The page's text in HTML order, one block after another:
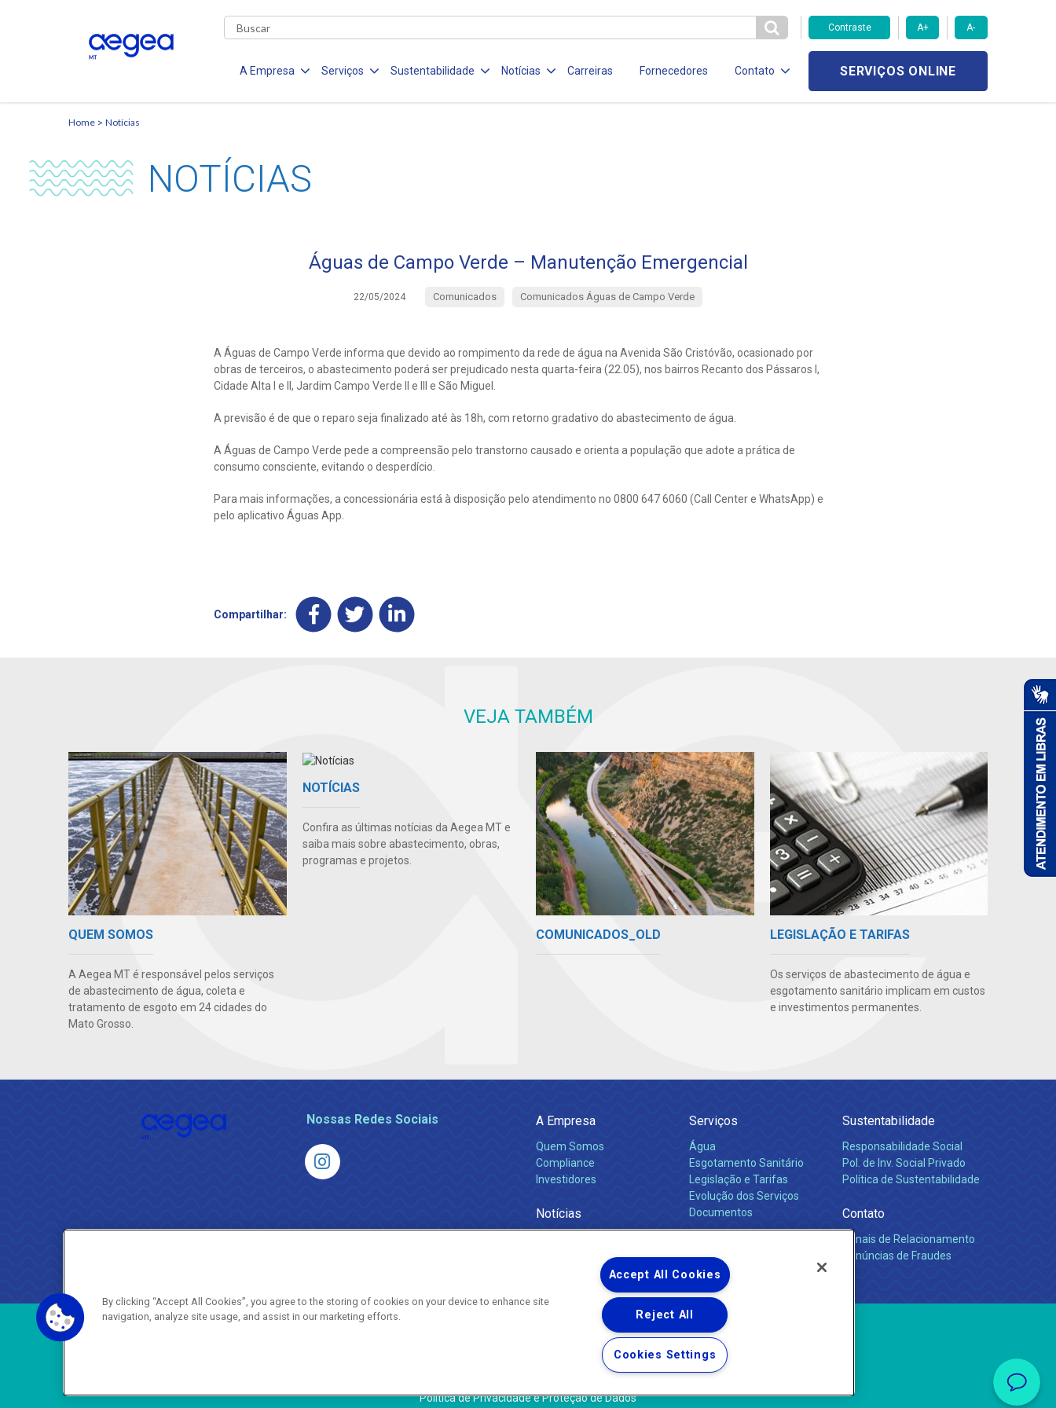
Contraste A+ A-
A Empresa Serviços Sustentabilidade Notícias Carreiras Fornecedores Contato SERVIÇOS ONLINE
Home Notícias
NOTÍCIAS
Águas de Campo Verde – Manutenção Emergencial
22/05/2024 Comunicados Comunicados Águas de Campo Verde
A Águas de Campo Verde informa que devido ao rompimento da rede de água na Avenida São Cristóvão, ocasionado por
obras de terceiros, o abastecimento poderá ser prejudicado nesta quarta-feira (22.05), nos bairros Recanto dos Pássaros I,
Cidade Alta I e II, Jardim Campo Verde II e III e São Miguel.
A previsão é de que o reparo seja finalizado até às 18h, com retorno gradativo do abastecimento de água.
A Águas de Campo Verde pede a compreensão pelo transtorno causado e orienta a população que adote a prática de
consumo consciente, evitando o desperdício.
Para mais informações, a concessionária está à disposição pelo atendimento no 0800 647 6060 (Call Center e WhatsApp) e
pelo aplicativo Águas App.
Compartilhar:
VEJA TAMBÉM
QUEM SOMOS
A Aegea MT é responsável pelos serviços
de abastecimento de água, coleta e
tratamento de esgoto em 24 cidades do
Mato Grosso.
NOTÍCIAS
Confira as últimas notícias da Aegea MT e
saiba mais sobre abastecimento, obras,
programas e projetos.
COMUNICADOS_OLD LEGISLAÇÃO E TARIFAS
Os serviços de abastecimento de água e
esgotamento sanitário implicam em custos
e investimentos permanentes.
Nossas Redes Sociais A Empresa
Quem Somos
Compliance
Investidores
Notícias
Serviços
Água
Esgotamento Sanitário
Legislação e Tarifas
Evolução dos Serviços
Documentos
Sustentabilidade
Responsabilidade Social
Pol. de Inv. Social Privado
Política de Sustentabilidade
Contato
Canais de Relacionamento
Denúncias de Fraudes
Copyright ® 2026 - Todos os Direitos Reservados.
Política de Privacidade e Proteção de Dados
By clicking “Accept All Cookies”, you agree to the storing of cookies on your device to enhance site
navigation, analyze site usage, and assist in our marketing efforts.
Accept All Cookies
Reject All
Cookies Settings